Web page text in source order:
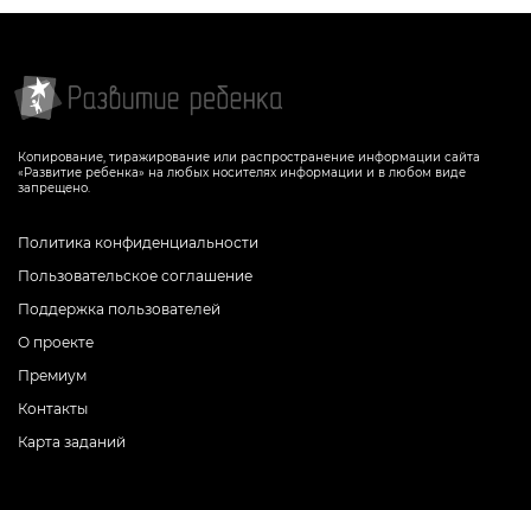
Копирование, тиражирование или распространение информации сайта
«Развитие ребенка» на любых носителях информации и в любом виде
запрещено.
Политика конфиденциальности
Пользовательское соглашение
Поддержка пользователей
О проекте
Премиум
Контакты
Карта заданий